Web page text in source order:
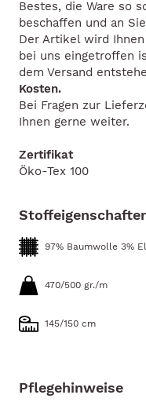
Bestes, die Ware so
beschaffen und an
Der Artikel wird
bei uns eingetroffen
dem Versand
Kosten.
Bei Fragen zur
Ihnen gerne weiter.
Zertifikat
Öko-Tex 100
97% Baumwolle 3%
470/500 gr./m
145/150 cm
Pflegehinweise